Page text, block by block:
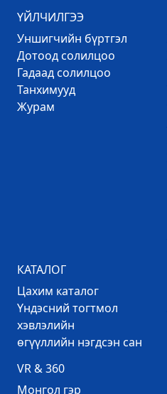
ҮЙЛЧИЛГЭЭ
Уншигчийн бүртгэл
Дотоод солилцоо
Гадаад солилцоо
Танхимууд
Журам
КАТАЛОГ
Цахим каталог
Үндэсний тогтмол
хэвлэлийн
өгүүллийн нэгдсэн сан
VR & 360
Mонгол гэр